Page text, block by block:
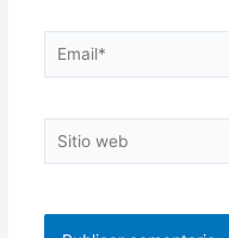
Email*
Sitio
web